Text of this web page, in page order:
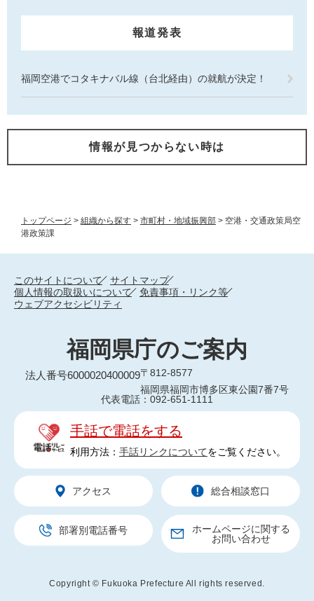
トップページ > 組織から探す > 市町村・地域振興部 > 空港・交通政策局空
港政策課
報道発表
福岡空港でコタキナバル線（台北経由）の就航が決定！
情報が見つからない時は
このサイトについて
サイトマップ
個人情報の取扱いについて
免責事項・リンク等
ウェブアクセシビリティ
福岡県庁のご案内
法人番号6000020400009〒812-8577
福岡県福岡市博多区東公園7番7号
代表電話：092-651-1111
手話で電話をする
利用方法： 手話リンクについてをご覧ください。
アクセス 総合相談窓口
部署別電話番号
ホームページに関する
お問い合わせ
Copyright © Fukuoka Prefecture All rights reserved.